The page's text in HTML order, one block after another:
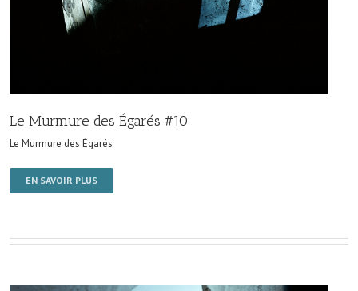
Le Murmure des Égarés #10
Le Murmure des Égarés
EN SAVOIR PLUS